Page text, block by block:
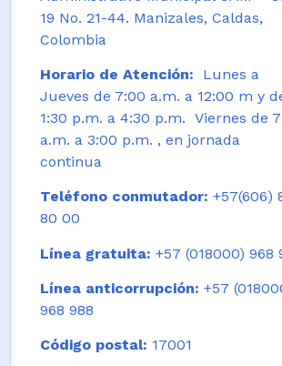
19 No. 21-44. Manizales, Caldas,
Colombia
Horario de Atención:
Lunes a
Jueves de 7:00 a.m. a 12:00 m y
1:30 p.m. a 4:30 p.m. Viernes de
a.m. a 3:00 p.m. , en jornada
continua
Teléfono conmutador: +57(606)
80 00
Línea gratuita: +57 (018000) 968
Línea anticorrupción: +57
968 988
Código postal: 17001